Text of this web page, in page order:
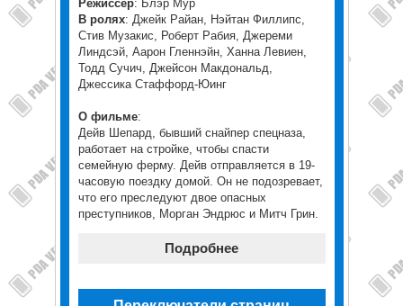
Режиссер: Блэр Мур
В ролях: Джейк Райан, Нэйтан Филлипс,
Стив Музакис, Роберт Рабия, Джереми
Линдсэй, Аарон Гленнэйн, Ханна Левиен,
Тодд Сучич, Джейсон Макдональд,
Джессика Стаффорд-Юинг
О фильме:
Дейв Шепард, бывший снайпер спецназа,
работает на стройке, чтобы спасти
семейную ферму. Дейв отправляется в 19-
часовую поездку домой. Он не подозревает,
что его преследуют двое опасных
преступников, Морган Эндрюс и Митч Грин.
Подробнее